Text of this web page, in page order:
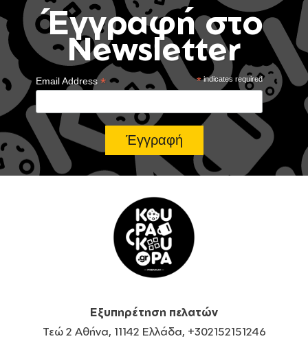
Έγγραφή στο
Newsletter
*indicates required
Email Address*
Εξυπηρέτηση πελατών
Τεώ 2 Αθήνα, 11142 Ελλάδα, +302152151246